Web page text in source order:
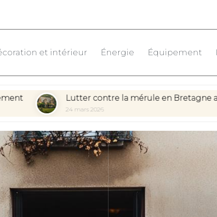
et intérieur Énergie Équipement
Lutter contre la mérule en Bretagne avec BZH
24 mars 2026